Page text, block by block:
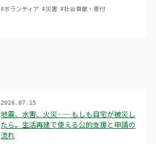
#ボランティア #災害 #社会貢献・寄付
地震、水害、火災——もしも自宅が被災し
たら。生活再建で使える公的支援と申請の
流れ
2026.07.15